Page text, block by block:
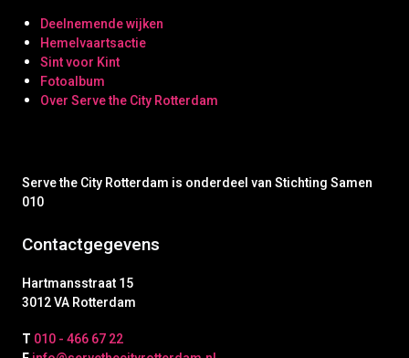
Deelnemende wijken
Hemelvaartsactie
Sint voor Kint
Fotoalbum
Over Serve the City Rotterdam
Serve the City Rotterdam is onderdeel van Stichting Samen
010
Contactgegevens
Hartmansstraat 15
3012 VA Rotterdam
T 010 - 466 67 22